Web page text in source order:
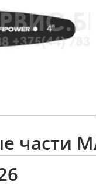
части